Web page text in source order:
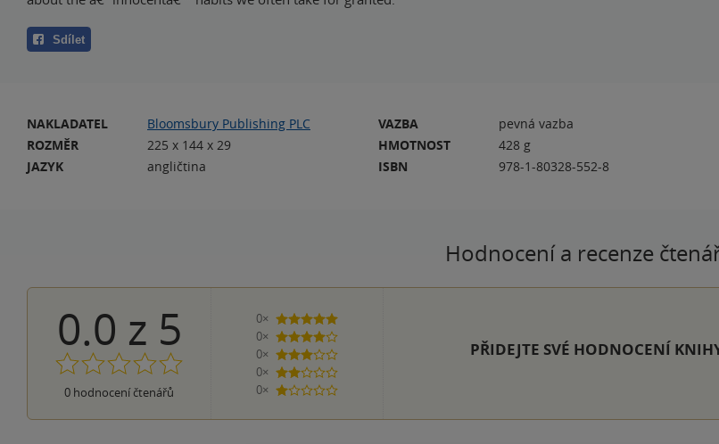
Sdílet
NAKLADATEL
Bloomsbury Publishing PLC
ROZMĚR
225 x 144 x 29
JAZYK
angličtina
VAZBA
pevná vazba
HMOTNOST
428 g
ISBN
978-1-80328-552-8
Hodnocení a recenze
0.0 z 5
0 hodnocení čtenářů
0×
5 hvězdiček
0×
4 hvězdičky
0×
3 hvězdičky
0×
2 hvězdičky
0×
1 hvezdička
PŘIDEJTE SVÉ HODNOCENÍ